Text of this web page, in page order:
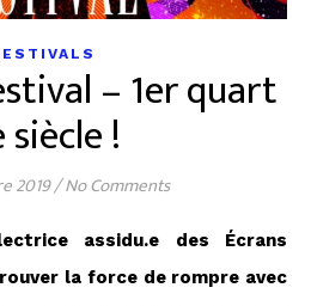
– 1er quart
siècle !
2019/No Comments
la force de rompre avec